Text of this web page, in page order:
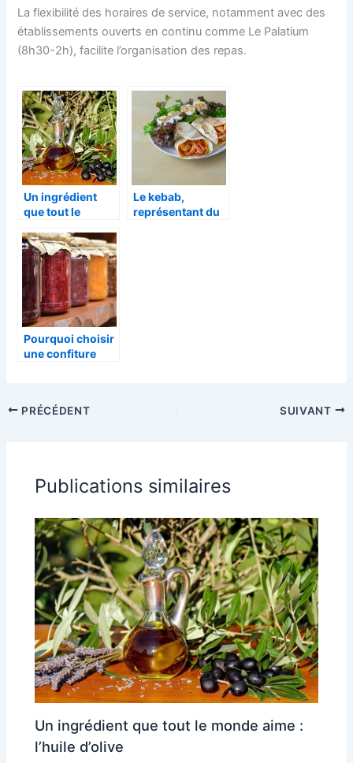
La flexibilité des horaires de service, notamment avec des
établissements ouverts en continu comme Le Palatium
(8h30-2h), facilite l’organisation des repas.
Un ingrédient
que tout le
l’huile d’olive
Le kebab,
représentant du
Pourquoi choisir
une confiture
PRÉCÉDENT SUIVANT
Publications similaires
Un ingrédient que tout le monde aime :
l’huile d’olive